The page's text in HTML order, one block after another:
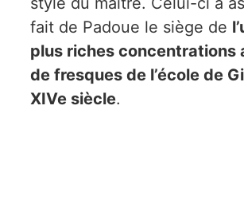
fait de Padoue le siège de
plus riches concentrations
de fresques de l’école de
XIVe siècle.